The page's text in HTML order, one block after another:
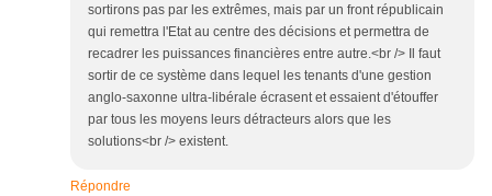
sortirons pas par les extrêmes, mais par un front républicain
qui remettra l'Etat au centre des décisions et permettra de
recadrer les puissances financières entre autre.<br /> Il faut
sortir de ce système dans lequel les tenants d'une gestion
anglo-saxonne ultra-libérale écrasent et essaient d'étouffer
par tous les moyens leurs détracteurs alors que les
solutions<br /> existent.
Répondre